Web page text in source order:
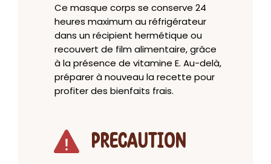
Ce masque corps se conserve 24
heures maximum au réfrigérateur
dans un récipient hermétique ou
recouvert de film alimentaire, grâce
à la présence de vitamine E. Au-delà,
préparer à nouveau la recette pour
profiter des bienfaits frais.
PRECAUTION